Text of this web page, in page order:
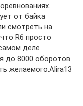
от байка
смотреть на
R6 просто
деле
до 8000 оборотов
желаемого.Alira13